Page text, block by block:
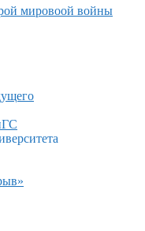
мировоой войны